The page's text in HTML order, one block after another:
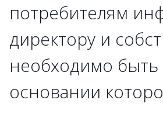
потребителям
директору и
необходимо
основании